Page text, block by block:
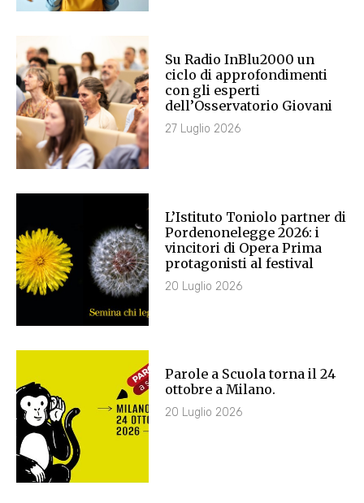
Su Radio InBlu2000 un
ciclo di approfondimenti
con gli esperti
dell’Osservatorio Giovani
27 Luglio 2026
L’Istituto Toniolo partner di
Pordenonelegge 2026: i
vincitori di Opera Prima
protagonisti al festival
20 Luglio 2026
Parole a Scuola torna il 24
ottobre a Milano.
20 Luglio 2026